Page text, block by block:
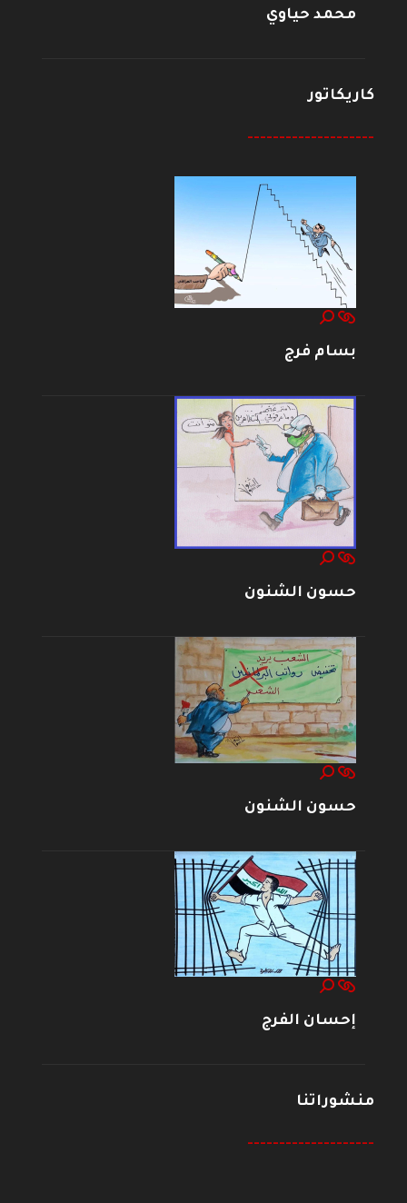
محمد حياوي
كاريكاتور
--------------------
بسام فرج
حسون الشنون
حسون الشنون
إحسان الفرج
منشوراتنا
--------------------